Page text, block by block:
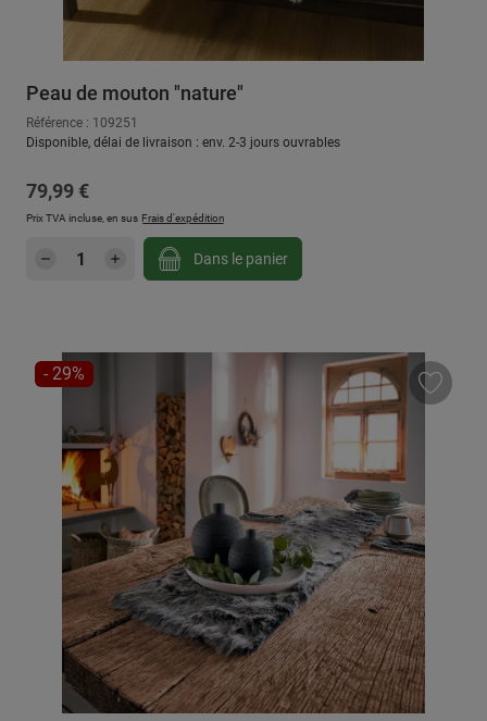
Peau de mouton "nature"
Référence : 109251
Disponible, délai de livraison : env. 2-3 jours ouvrables
Prix régulier :
79,99 €
Prix TVA incluse, en sus Frais d'expédition
Quantité de produit : Entrez la quantité
Dans le panier
RÉDUCTION
- 29%